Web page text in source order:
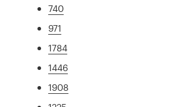
740
971
1784
1446
1908